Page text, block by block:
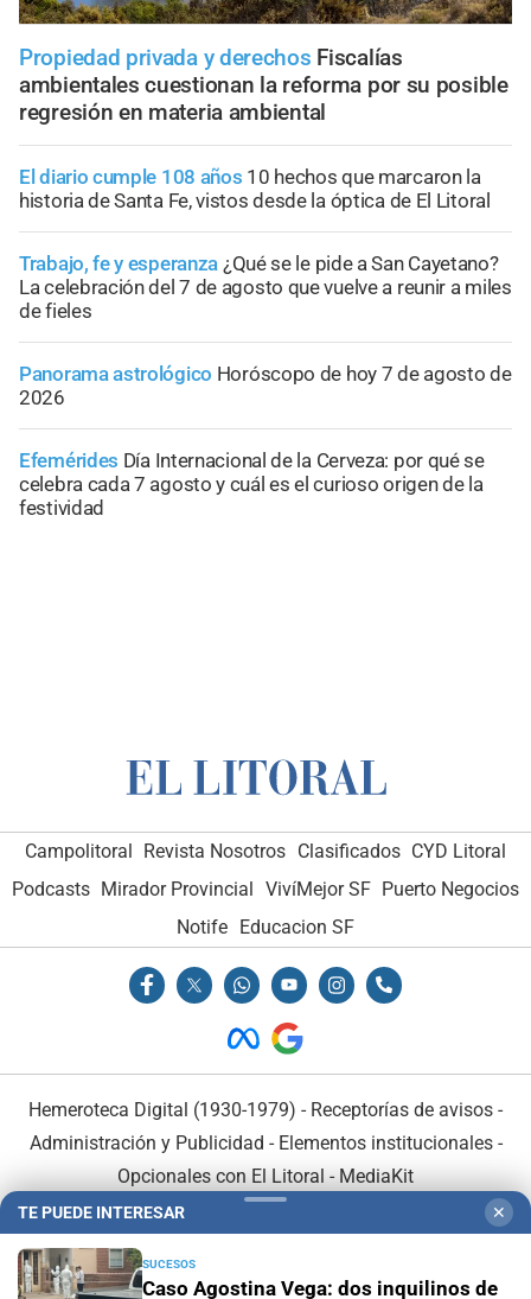
Propiedad privada y derechos Fiscalías
ambientales cuestionan la reforma por su posible
regresión en materia ambiental
El diario cumple 108 años 10 hechos que marcaron la
historia de Santa Fe, vistos desde la óptica de El Litoral
Trabajo, fe y esperanza ¿Qué se le pide a San Cayetano?
La celebración del 7 de agosto que vuelve a reunir a miles
de fieles
Panorama astrológico Horóscopo de hoy 7 de agosto de
2026
Efemérides Día Internacional de la Cerveza: por qué se
celebra cada 7 agosto y cuál es el curioso origen de la
festividad
Campolitoral Revista Nosotros Clasificados CYD Litoral
Podcasts Mirador Provincial VivíMejor SF Puerto Negocios
Notife
Educacion SF
Hemeroteca Digital (1930-1979) - Receptorías de avisos -
Administración y Publicidad - Elementos institucionales-
Opcionales con El Litoral - MediaKit
TE PUEDE INTERESAR ✕
SUCESOS
Caso Agostina Vega: dos inquilinos de